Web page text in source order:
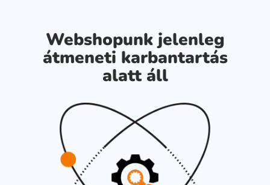
Webshopunk jelenleg
átmeneti karbantartás
alatt áll